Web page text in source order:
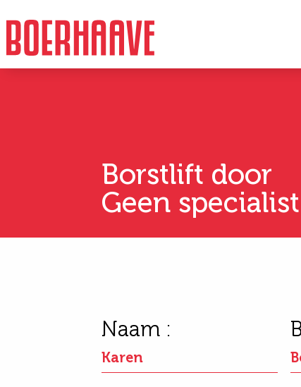
Borstlift door
Geen specialist
Naam :
Karen